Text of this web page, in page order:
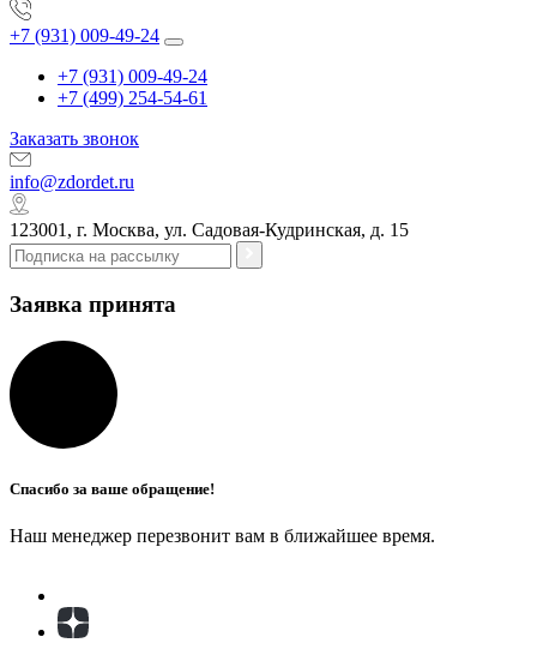
+7 (931) 009-49-24
+7 (931) 009-49-24
+7 (499) 254-54-61
Заказать звонок
info@zdordet.ru
123001, г. Москва, ул. Садовая-Кудринская, д. 15
Заявка принята
Спасибо за ваше обращение!
Наш менеджер перезвонит вам в ближайшее время.